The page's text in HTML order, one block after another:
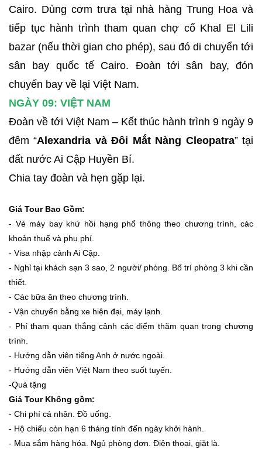
Cairo. Dùng cơm trưa tại nhà hàng Trung Hoa và
tiếp tục hành trình tham quan chợ cổ Khal El Lili
bazar (nếu thời gian cho phép), sau đó di chuyển tới
sân bay quốc tế Cairo. Đoàn tới sân bay, đón
chuyến bay về lại Việt Nam.
NGÀY 09: VIỆT NAM
Đoàn về tới Việt Nam – Kết thúc hành trình 9 ngày 9
đêm “Alexandria và Đôi Mắt Nàng Cleopatra” tại
đất nước Ai Cập Huyền Bí.
Chia tay đoàn và hẹn gặp lại.
Giá Tour Bao Gồm:
- Vé máy bay khứ hồi hạng phổ thông theo chương trình, các
khoản thuế và phụ phí.
- Visa nhập cảnh Ai Cập.
- Nghỉ tại khách sạn 3 sao, 2 người/ phòng. Bố trí phòng 3 khi cần
thiết.
- Các bữa ăn theo chương trình.
- Vận chuyển bằng xe hiện đại, máy lạnh.
- Phí tham quan thắng cảnh các điểm thăm quan trong chương
trình.
- Hướng dẫn viên tiếng Anh ở nước ngoài.
- Hướng dẫn viên Việt Nam theo suốt tuyến.
-Quà tặng
Giá Tour Không gồm:
- Chi phí cá nhân. Đồ uống.
- Hộ chiếu còn hạn 6 tháng tính đến ngày khởi hành.
- Mua sắm hàng hóa. Ngủ phòng đơn. Điện thoại, giặt là.